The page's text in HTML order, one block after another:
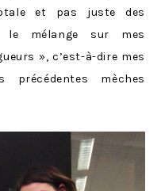
et pas juste des
le mélange sur mes
», c’est-à-dire mes
précédentes mèches